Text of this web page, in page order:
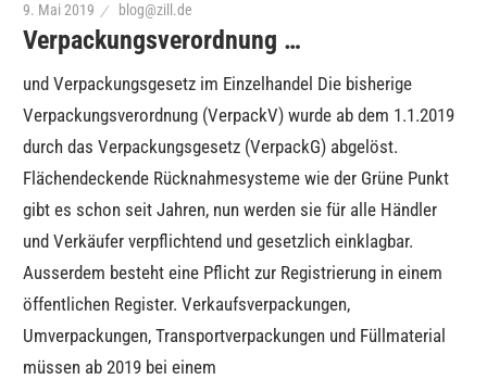
9. Mai 2019 blog@zill.de
Verpackungsverordnung …
und Verpackungsgesetz im Einzelhandel Die bisherige
Verpackungsverordnung (VerpackV) wurde ab dem 1.1.2019
durch das Verpackungsgesetz (VerpackG) abgelöst.
Flächendeckende Rücknahmesysteme wie der Grüne Punkt
gibt es schon seit Jahren, nun werden sie für alle Händler
und Verkäufer verpflichtend und gesetzlich einklagbar.
Ausserdem besteht eine Pflicht zur Registrierung in einem
öffentlichen Register. Verkaufsverpackungen,
Umverpackungen, Transportverpackungen und Füllmaterial
müssen ab 2019 bei einem